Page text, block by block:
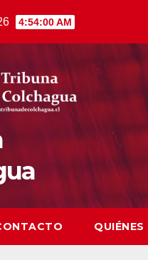
4:54:01 AM